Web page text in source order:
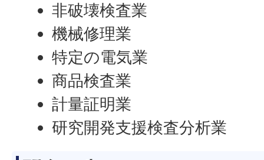
非破壊検査業
機械修理業
特定の電気業
商品検査業
計量証明業
研究開発支援検査分析業